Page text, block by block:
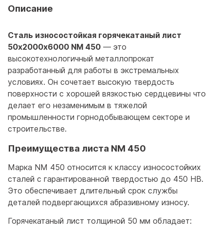
Описание
Сталь износостойкая горячекатаный лист
50х2000х6000 NM 450 — это
высокотехнологичный металлопрокат
разработанный для работы в экстремальных
условиях. Он сочетает высокую твердость
поверхности с хорошей вязкостью сердцевины что
делает его незаменимым в тяжелой
промышленности горнодобывающем секторе и
строительстве.
Преимущества листа NM 450
Марка NM 450 относится к классу износостойких
сталей с гарантированной твердостью до 450 HB.
Это обеспечивает длительный срок службы
деталей подвергающихся абразивному износу.
Горячекатаный лист толщиной 50 мм обладает: